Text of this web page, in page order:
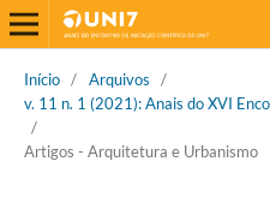
Início / Arquivos
/
v. 11 n. 1 (2021): Anais do XVI
/
Artigos - Arquitetura e Urbanismo